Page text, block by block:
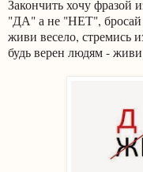
Закончить хочу фразой
"ДА" а не "НЕТ", бросай
живи весело, стремись
будь верен людям -